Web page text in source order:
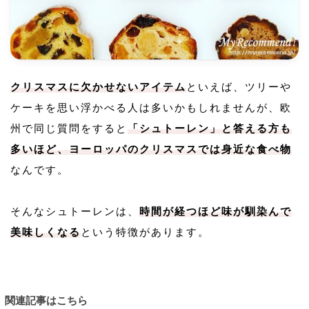
クリスマスに欠かせないアイテム といえば、ツリーや
ケーキを思い浮かべる人は多いかもしれませんが、欧
州で同じ質問をすると
「シュトーレン」と答える方も
多いほど、ヨーロッパのクリスマスでは身近な食べ物
なんです。
そんなシュトーレンは、 時間が経つほど味が馴染んで
美味しくなる という特徴があります。
関連記事はこちら